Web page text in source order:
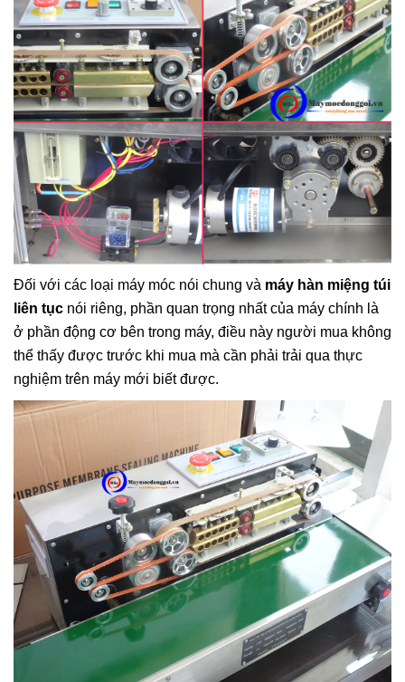
Đối với các loại máy móc nói chung và máy hàn miệng túi
liên tục nói riêng, phần quan trọng nhất của máy chính là
ở phần động cơ bên trong máy, điều này người mua không
thể thấy được trước khi mua mà cần phải trải qua thực
nghiệm trên máy mới biết được.